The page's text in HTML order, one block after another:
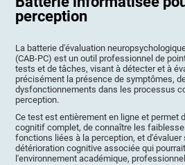
perception
La batterie d'évaluation
(CAB-PC) est un outil professionnel de
tests et de tâches, visant à détecter et à
précisément la présence de symptômes,
dysfonctionnements dans les processus
perception.
Ce test est entièrement en ligne et permet
cognitif complet, de connaître les
fonctions liées à la perception, et d'évaluer
détérioration cognitive associée qui
l'environnement académique,